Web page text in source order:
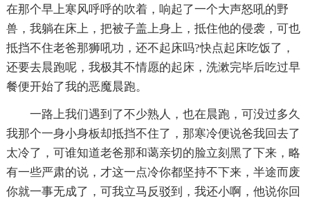
在那个早上寒风呼呼的吹着，响起了一个大声怒吼的野
兽，我躺在床上，把被子盖上身上，抵住他的侵袭，可也
抵挡不住老爸那狮吼功，还不起床吗?快点起床吃饭了，
还要去晨跑呢，我极其不情愿的起床，洗漱完毕后吃过早
餐便开始了我的恶魔晨跑。
一路上我们遇到了不少熟人，也在晨跑，可没过多久
我那个一身小身板却抵挡不住了，那寒冷便说爸我回去了
太冷了，可谁知道老爸那和蔼亲切的脸立刻黑了下来，略
有一些严肃的说，才这一点冷你都坚持不下来，半途而废
你就一事无成了，可我立马反驳到，我还小啊，他说你回